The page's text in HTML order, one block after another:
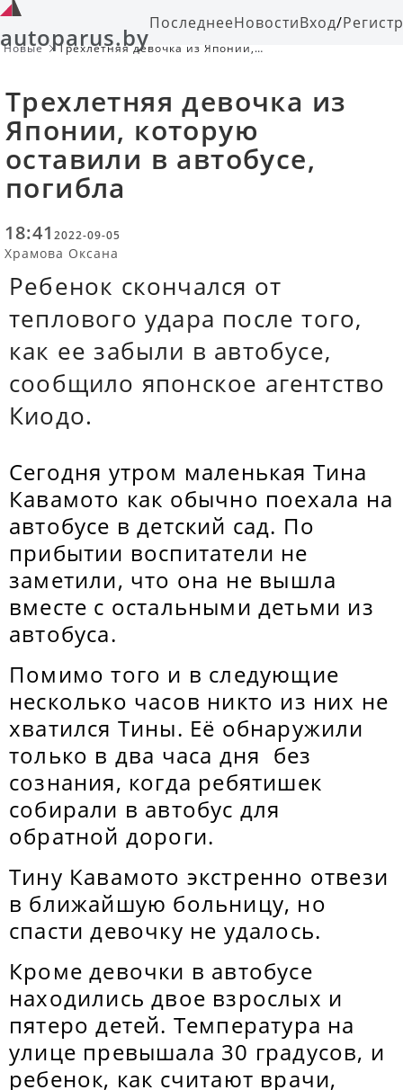
autoparus.byПоследнееНовостиВход/
Новые
Трехлетняя девочка из Японии,
Трехлетняя девочка из
Японии, которую
оставили в автобусе,
погибла
18:41 2022-09-05
Храмова Оксана
Ребенок скончался от
теплового удара после того,
как ее забыли в автобусе,
сообщило японское агентство
Киодо.
Сегодня утром маленькая Тина
Кавамото как обычно поехала на
автобусе в детский сад. По
прибытии воспитатели не
заметили, что она не вышла
вместе с остальными детьми из
автобуса.
Помимо того и в следующие
несколько часов никто из них не
хватился Тины. Её обнаружили
только в два часа дня без
сознания, когда ребятишек
собирали в автобус для
обратной дороги.
Тину Кавамото экстренно отвези
в ближайшую больницу, но
спасти девочку не удалось.
Кроме девочки в автобусе
находились двое взрослых и
пятеро детей. Температура на
улице превышала 30 градусов, и
ребенок, как считают врачи,